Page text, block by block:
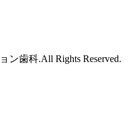
ン歯科.All Rights Reserved.